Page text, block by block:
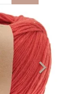
